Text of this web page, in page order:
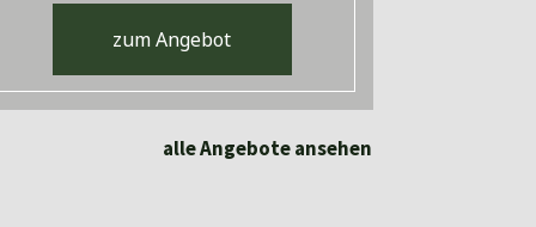
zum Angebot
alle Angebote ansehen